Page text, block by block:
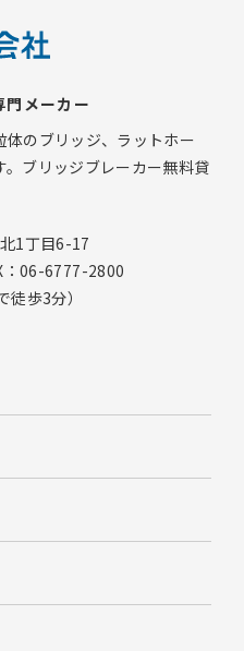
メーカー
のブリッジ、ラットホー
ブリッジブレーカー無料貸
1丁目6-17
06-6777-2800
歩3分）